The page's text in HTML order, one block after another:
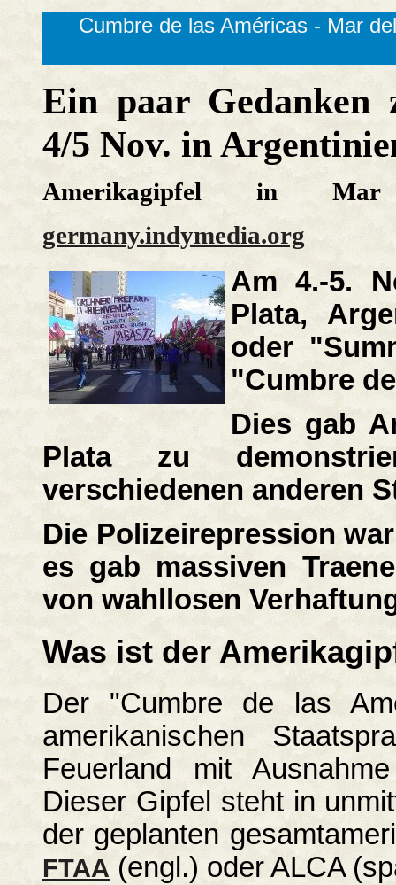
Cumbre de las Américas - Mar
Ein paar Gedanken
4/5 Nov. in
Amerikagipfel in
germany.indymedia.org
Am 4.-5.
Plata,
oder
"Cumbre
Dies gab
Plata zu
verschiedenen anderen
Die Polizeirepression
es gab massiven
von wahllosen
Was ist der
Der "Cumbre de las
amerikanischen
Feuerland mit
Dieser Gipfel steht in
der geplanten
FTAA (engl.) oder ALCA